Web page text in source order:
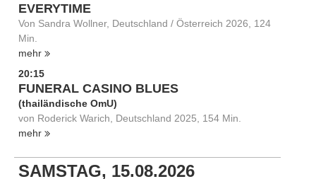
EVERYTIME
Von Sandra Wollner, Deutschland / Österreich 2026, 124
Min.
mehr
20:15
FUNERAL CASINO BLUES
(thailändische OmU)
von Roderick Warich, Deutschland 2025, 154 Min.
mehr
SAMSTAG, 15.08.2026